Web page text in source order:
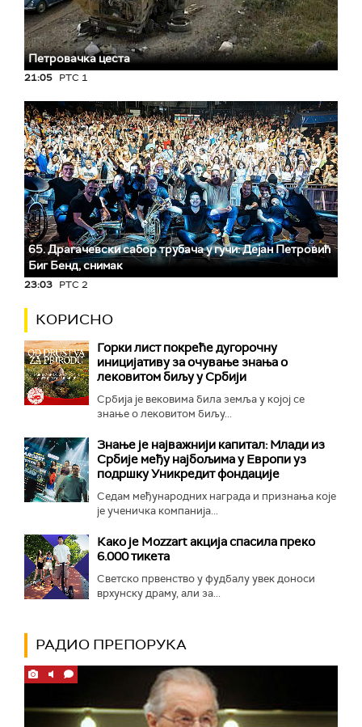
Петровачка цеста
21:05 РТС 1
65. Драгачевски сабор трубача у гучи: Дејан Петровић
Биг Бeнд, снимак
23:03 РТС 2
КОРИСНО
Горки лист покреће дугорочну
иницијативу за очување знања о
лековитом биљу у Србији
Србија је вековима била земља у којој се
знање о лековитом биљу...
Знање је најважнији капитал: Млади из
Србије међу најбољима у Европи уз
подршку Уникредит фондације
Седам међународних награда и признања које
је ученичка компанија...
Како је Mozzart акција спасила преко
6.000 тикета
Светско првенство у фудбалу увек доноси
врхунску драму, али за...
РАДИО ПРЕПОРУКА